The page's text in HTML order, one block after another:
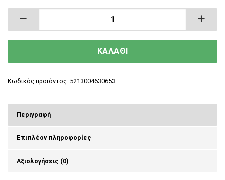
Δαφνέλαιο Βιολόγος 100ml ποσότητα
ΚΑΛΑΘΙ
Κωδικός προϊόντος: 5213004630653
Περιγραφή
Επιπλέον πληροφορίες
Αξιολογήσεις (0)